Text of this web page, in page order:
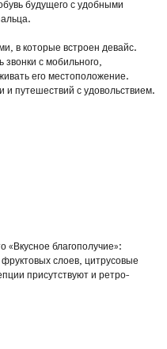
будущего с удобными
в которые встроен девайс.
звонки с мобильного,
его местоположение.
и путешествий с удовольствием.
«Вкусное благополучие»:
слоев, цитрусовые
присутствуют и ретро-